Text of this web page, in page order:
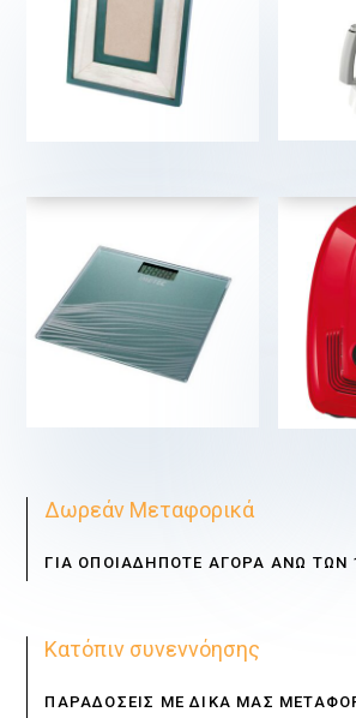
Δωρεάν Μεταφορικά
ΓΙΑ ΟΠΟΙΑΔΗΠΟΤΕ ΑΓΟΡΑ ΑΝΩ ΤΩΝ
Κατόπιν συνεννόησης
ΠΑΡΑΔΟΣΕΙΣ ΜΕ ΔΙΚΑ ΜΑΣ